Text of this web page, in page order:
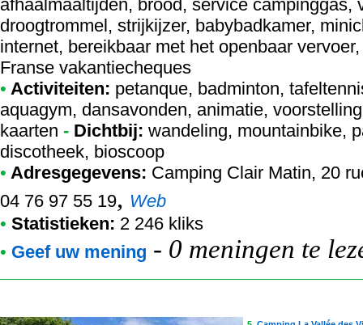
afhaalmaaltijden, brood, service
droogtrommel, strijkijzer, babybadkamer,
internet, bereikbaar met het openbaar
Franse vakantiecheques
• Activiteiten: petanque, badminton,
aquagym, dansavonden, animatie,
kaarten - Dichtbij: wandeling, mountainbike,
discotheek, bioscoop
• Adresgegevens: Camping Clair Matin, 20
04 76 97 55 19, Web
• Statistieken: 2 246 kliks
• Geef uw mening - 0 meningen te